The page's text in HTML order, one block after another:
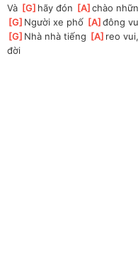
Và [G ]hãy đón [A ]
chào
[G ]Người xe phố [A ]
đông
[G ]Nhà nhà tiếng [A ]reo
đời